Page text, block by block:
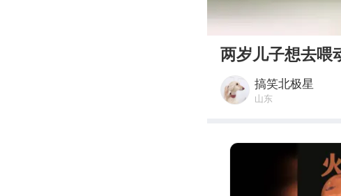
两岁儿子想去喂
搞笑北极星
山东